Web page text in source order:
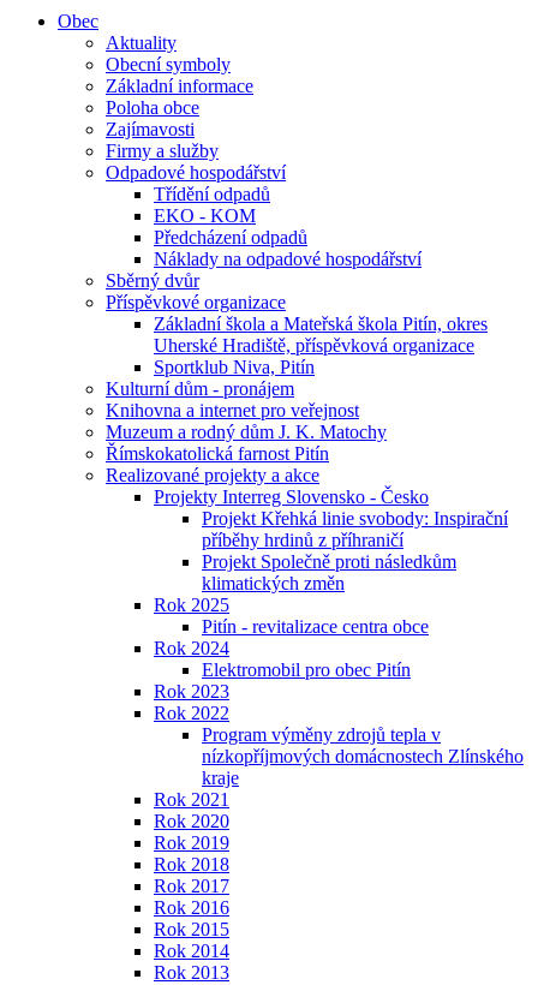
Obec
Aktuality
Obecní symboly
Základní informace
Poloha obce
Zajímavosti
Firmy a služby
Odpadové hospodářství
Třídění odpadů
EKO - KOM
Předcházení odpadů
Náklady na odpadové hospodářství
Sběrný dvůr
Příspěvkové organizace
Základní škola a Mateřská škola Pitín, okres
Uherské Hradiště, příspěvková organizace
Sportklub Niva, Pitín
Kulturní dům - pronájem
Knihovna a internet pro veřejnost
Muzeum a rodný dům J. K. Matochy
Římskokatolická farnost Pitín
Realizované projekty a akce
Projekty Interreg Slovensko - Česko
Projekt Křehká linie svobody: Inspirační
příběhy hrdinů z příhraničí
Projekt Společně proti následkům
klimatických změn
Rok 2025
Pitín - revitalizace centra obce
Rok 2024
Elektromobil pro obec Pitín
Rok 2023
Rok 2022
Program výměny zdrojů tepla v
nízkopříjmových domácnostech Zlínského
kraje
Rok 2021
Rok 2020
Rok 2019
Rok 2018
Rok 2017
Rok 2016
Rok 2015
Rok 2014
Rok 2013